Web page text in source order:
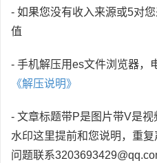
- 如果您没有收入来源或5对
值
- 手机解压用es文件浏览器，
《解压说明》
- 文章标题带P是图片带V是
水印这里提前和您说明，重
问题联系